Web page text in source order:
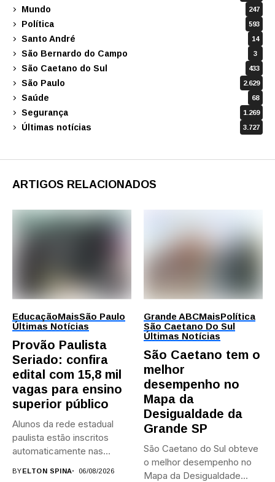
Mundo 247
Política 593
Santo André 14
São Bernardo do Campo 3
São Caetano do Sul 433
São Paulo 2.629
Saúde 68
Segurança 1.269
Últimas notícias 3.727
ARTIGOS RELACIONADOS
EducaçãoMaisSão Paulo
Últimas Notícias
Provão Paulista
Seriado: confira
edital com 15,8 mil
vagas para ensino
superior público
Alunos da rede estadual
paulista estão inscritos
automaticamente nas
BYELTON SPINA 06/08/2026
Grande ABCMaisPolítica
São Caetano Do Sul
Últimas Notícias
São Caetano tem o
melhor
desempenho no
Mapa da
Desigualdade da
Grande SP
São Caetano do Sul obteve
o melhor desempenho no
Mapa da Desigualdade...